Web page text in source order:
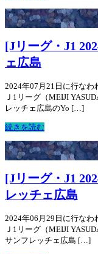
[Jリーグ・J1
ェ広島
2024年07月21日に行なわ
Ｊ1リーグ（MEIJI
レッチェ広島のYo […]
続きを読む
[Jリーグ・J1
レッチェ広島
2024年06月29日に行なわ
Ｊ1リーグ（MEIJI
サンフレッチェ広島 […]